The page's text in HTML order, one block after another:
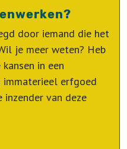
door iemand die het
je meer weten? Heb
in een
immaterieel erfgoed
van deze